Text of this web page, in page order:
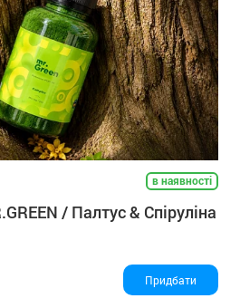
в наявності
/ Палтус & Спіруліна
Придбати